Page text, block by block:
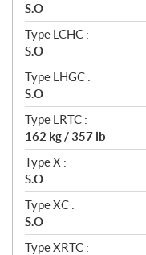
S.O
Type LCHC :
S.O
Type LHGC :
S.O
Type LRTC :
162 kg / 357 lb
Type X :
S.O
Type XC :
S.O
Type XRTC :